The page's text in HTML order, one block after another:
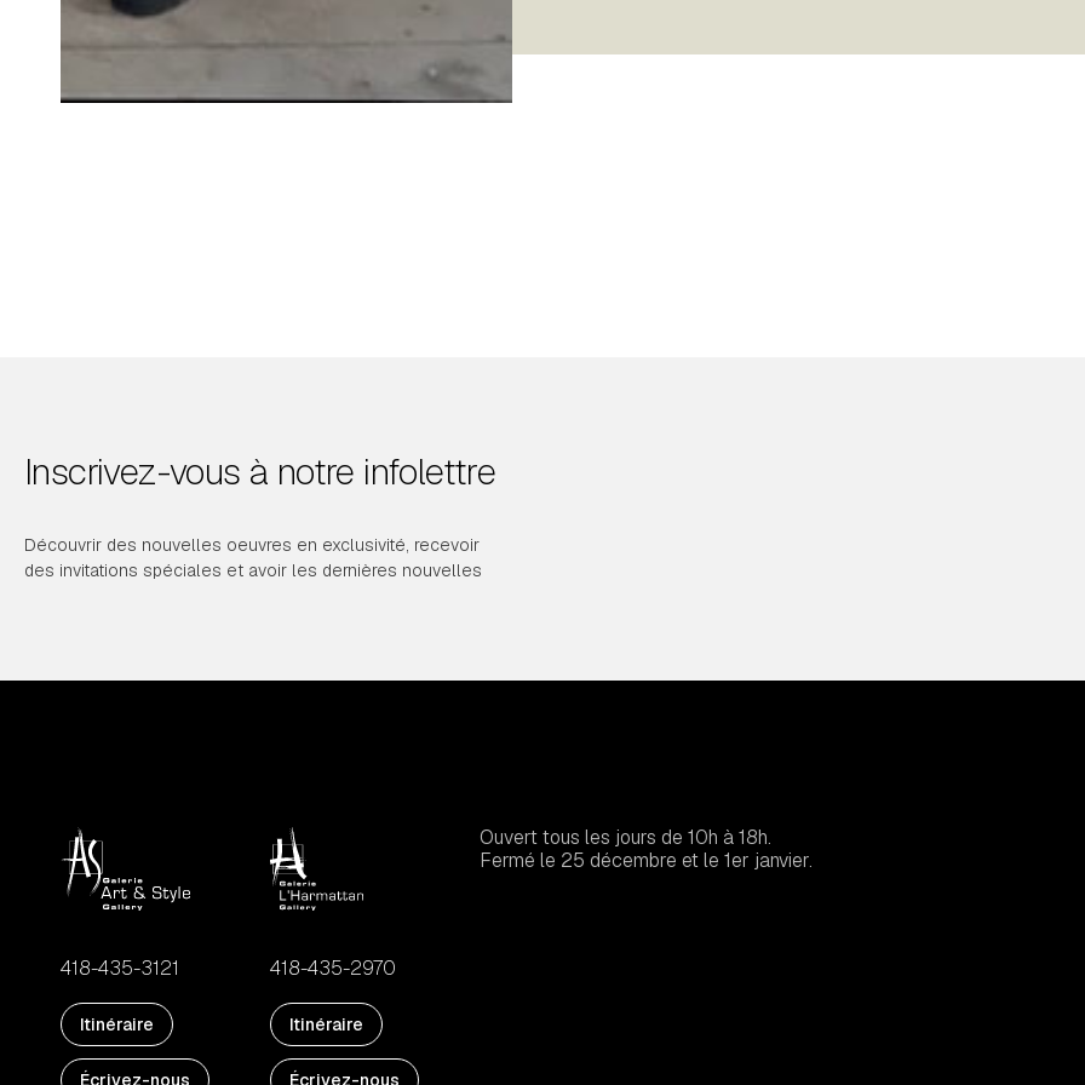
Inscrivez-vous à notre infolettre
Découvrir des nouvelles oeuvres en exclusivité, recevoir
des invitations spéciales et avoir les dernières nouvelles
418-435-3121
Itinéraire
Écrivez-nous
418-435-2970
Itinéraire
Écrivez-nous
Ouvert tous les jours de 10h à 18h.
Fermé le 25 décembre et le 1er janvier.